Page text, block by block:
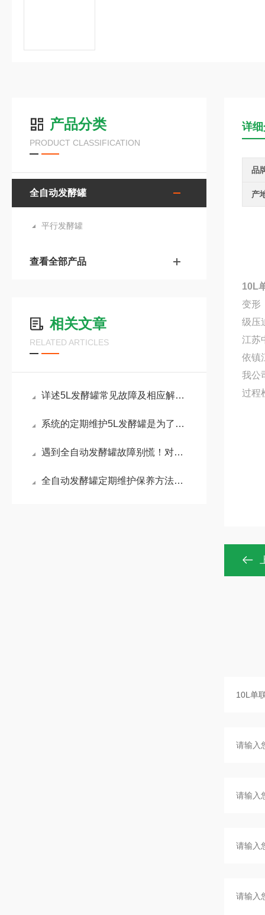
产品分类
PRODUCT CLASSIFICATION
全自动发酵罐
平行发酵罐
查看全部产品
相关文章
RELATED ARTICLES
详述5L发酵罐常见故障及相应解决措施
系统的定期维护5L发酵罐是为了保障实验重现性
遇到全自动发酵罐故障别慌！对应解决方法大放送！
全自动发酵罐定期维护保养方法的专业阐释与分享
详
品
产
10L
变形
级压
江苏
依镇
我公
过程